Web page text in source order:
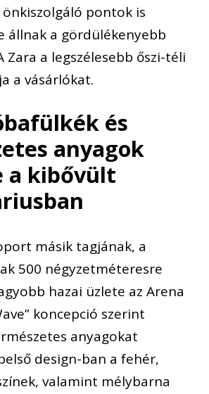
pontok is
állnak a gördülékenyebb
Zara a legszélesebb őszi-téli
a vásárlókat.
és
anyagok
a kibővült
másik tagjának, a
500 négyzetméteresre
hazai üzlete az Arena
koncepció szerint
anyagokat
design-ban a fehér,
valamint mélybarna